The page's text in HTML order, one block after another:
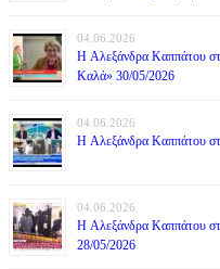
04.06.2026
H Αλεξάνδρα Καππάτου
Καλά» 30/05/2026
04.06.2026
H Αλεξάνδρα Καππάτου
04.06.2026
H Αλεξάνδρα Καππάτου
28/05/2026